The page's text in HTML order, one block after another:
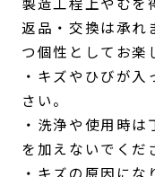
返品・交換は承れ
つ個性としてお楽
・キズやひびが
さい。
・洗浄や使用時
を加えないでくだ
・キズの原因に